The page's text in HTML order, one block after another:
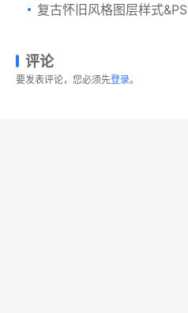
复古怀旧风格图层样式
评论
要发表评论，您必须先登录。